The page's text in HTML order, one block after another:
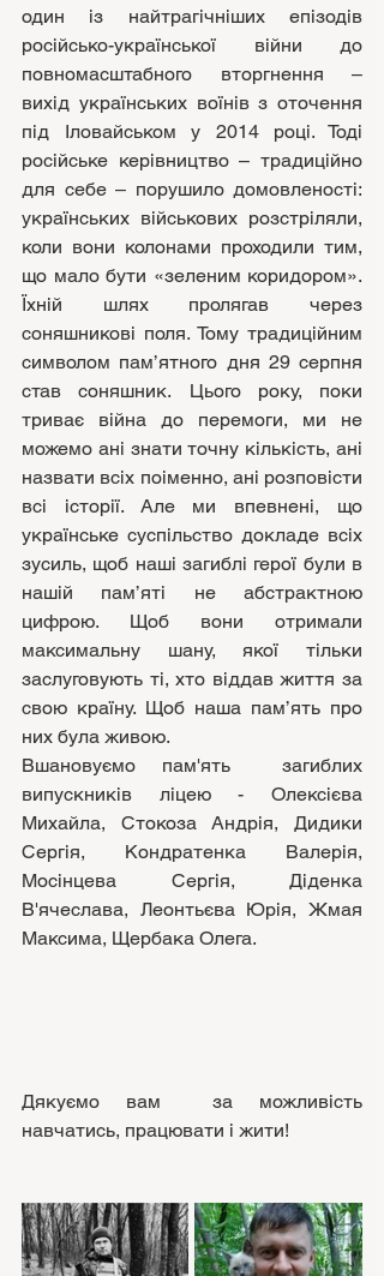
один із найтрагічніших епізодів
російсько-української війни до
повномасштабного вторгнення –
вихід українських воїнів з оточення
під Іловайськом у 2014 році. Тоді
російське керівництво – традиційно
для себе – порушило домовленості:
українських військових розстріляли,
коли вони колонами проходили тим,
що мало бути «зеленим коридором».
Їхній шлях пролягав через
соняшникові поля. Тому традиційним
символом пам’ятного дня 29 серпня
став соняшник. Цього року, поки
триває війна до перемоги, ми не
можемо ані знати точну кількість, ані
назвати всіх поіменно, ані розповісти
всі історії. Але ми впевнені, що
українське суспільство докладе всіх
зусиль, щоб наші загиблі герої були в
нашій пам’яті не абстрактною
цифрою. Щоб вони отримали
максимальну шану, якої тільки
заслуговують ті, хто віддав життя за
свою країну. Щоб наша пам’ять про
них була живою.
Вшановуємо пам'ять  загиблих
випускників ліцею - Олексієва
Михайла, Стокоза Андрія, Дидики
Сергія, Кондратенка Валерія,
Мосінцева Сергія, Діденка
В'ячеслава, Леонтьєва Юрія, Жмая
Максима, Щербака Олега.
Дякуємо вам  за можливість
навчатись, працювати і жити!